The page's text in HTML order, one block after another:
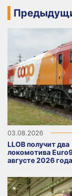
03.08.2026
LLOB получит два
локомотива
августе 2026 года